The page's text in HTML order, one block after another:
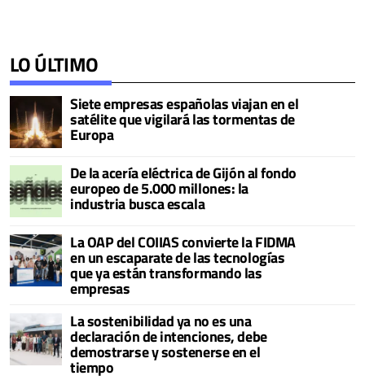
LO ÚLTIMO
Siete empresas españolas viajan en el
satélite que vigilará las tormentas de
Europa
De la acería eléctrica de Gijón al fondo
europeo de 5.000 millones: la
industria busca escala
La OAP del COIIAS convierte la FIDMA
en un escaparate de las tecnologías
que ya están transformando las
empresas
La sostenibilidad ya no es una
declaración de intenciones, debe
demostrarse y sostenerse en el
tiempo